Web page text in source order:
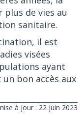
plus de vies au
sanitaire.
il est
visées
ayant
bon accès aux
à jour : 22 juin 2023